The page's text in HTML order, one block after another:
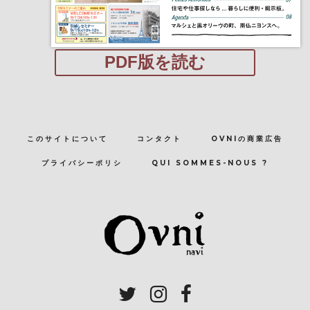
PDF版を読む
このサイトについて コンタクト OVNIの商業広告
プライバシーポリシ QUI SOMMES-NOUS ?